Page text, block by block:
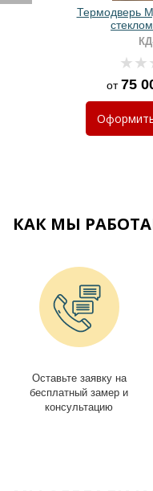
Термодверь
от75
КАК МЫ
Оставьте заявку на
бесплатный замер и
консультацию